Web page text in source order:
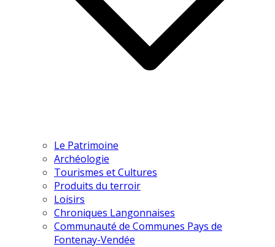
Le Patrimoine
Archéologie
Tourismes et Cultures
Produits du terroir
Loisirs
Chroniques Langonnaises
Communauté de Communes Pays de
Fontenay-Vendée